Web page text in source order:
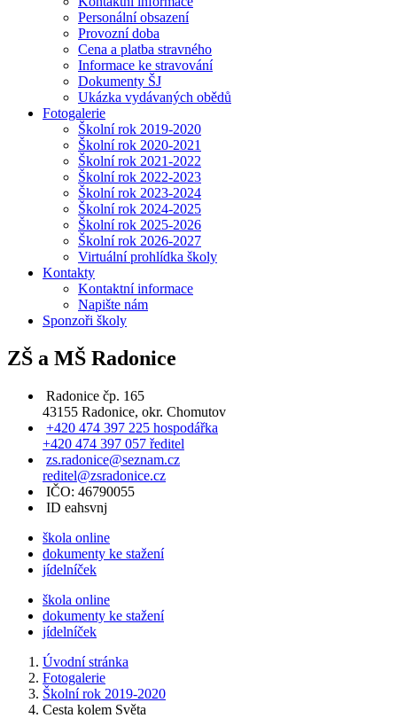
Personální obsazení
Provozní doba
Cena a platba stravného
Informace ke stravování
Dokumenty ŠJ
Ukázka vydávaných obědů
Fotogalerie
Školní rok 2019-2020
Školní rok 2020-2021
Školní rok 2021-2022
Školní rok 2022-2023
Školní rok 2023-2024
Školní rok 2024-2025
Školní rok 2025-2026
Školní rok 2026-2027
Virtuální prohlídka školy
Kontakty
Kontaktní informace
Napište nám
Sponzoři školy
ZŠ a MŠ Radonice
Radonice čp. 165
43155 Radonice, okr. Chomutov
+420 474 397 225 hospodářka
+420 474 397 057 ředitel
zs.radonice@seznam.cz
reditel@zsradonice.cz
IČO: 46790055
ID eahsvnj
škola online
dokumenty ke stažení
jídelníček
škola online
dokumenty ke stažení
jídelníček
Úvodní stránka
Fotogalerie
Školní rok 2019-2020
Cesta kolem Světa